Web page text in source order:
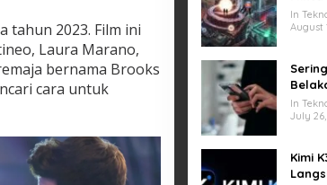
tahun 2023. Film ini
Laura Marano,
bernama Brooks
cara untuk
In
August
In
July
Kimi